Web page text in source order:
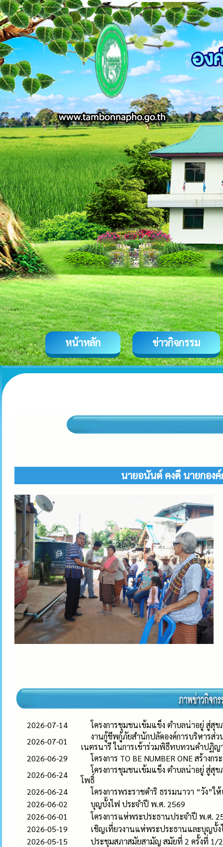
หน้าหลัก ข่าวกิจกรรม
นายอนันต์ คงดี นายกอง
2026-07-14
โครงการชุมชนเข้มแข็ง ตำบลน่าอยู่ สู่สุ
2026-07-01
งานกู้ชีพกู้ภัยสำนักปลัดองค์การบริหารส่ว
เนตรนารี ในการเข้าร่วมพิธีทบทวนคำปฏิ
2026-06-29
โครงการ TO BE NUMBER ONE สร้า
2026-06-24
โครงการชุมชนเข้มแข็ง ตำบลน่าอยู่ สู่สุ
โพธิ์
2026-06-24
โครงการพระราชดำริ ธรรมนาวา “วัง”
2026-06-02
บุญบั้งไฟ ประจำปี พ.ศ. 2569
2026-06-01
โครงการแห่พระประธานประจำปี พ.ศ.
2026-05-19
เชิญเที่ยวงานแห่พระประธานและบุญบั้ง
2026-05-15
ประชุมสภาสมัยสามัญ สมัยที่ 2 ครั้งที่ 1/